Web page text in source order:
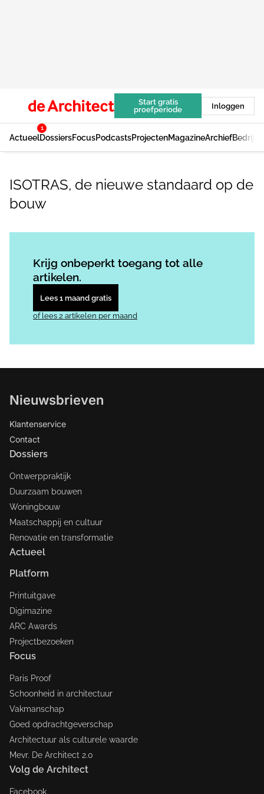
Start gratis
proefperiode
Inloggen
Actueel
1
DossiersFocusPodcastsProjectenMagazineArchief
ISOTRAS, de nieuwe standaard op de
bouw
Krijg onbeperkt toegang tot alle
artikelen.
Lees 1 maand gratis
of lees 2 artikelen per maand
Nieuwsbrieven
Klantenservice
Contact
Dossiers
Ontwerppraktijk
Duurzaam bouwen
Woningbouw
Maatschappij en cultuur
Renovatie en transformatie
Actueel
Platform
Printuitgave
Digimazine
ARC Awards
Projectbezoeken
Focus
Paris Proof
Schoonheid in architectuur
Vakmanschap
Goed opdrachtgeverschap
Architectuur als culturele waarde
Mevr. De Architect 2.0
Volg de Architect
Facebook